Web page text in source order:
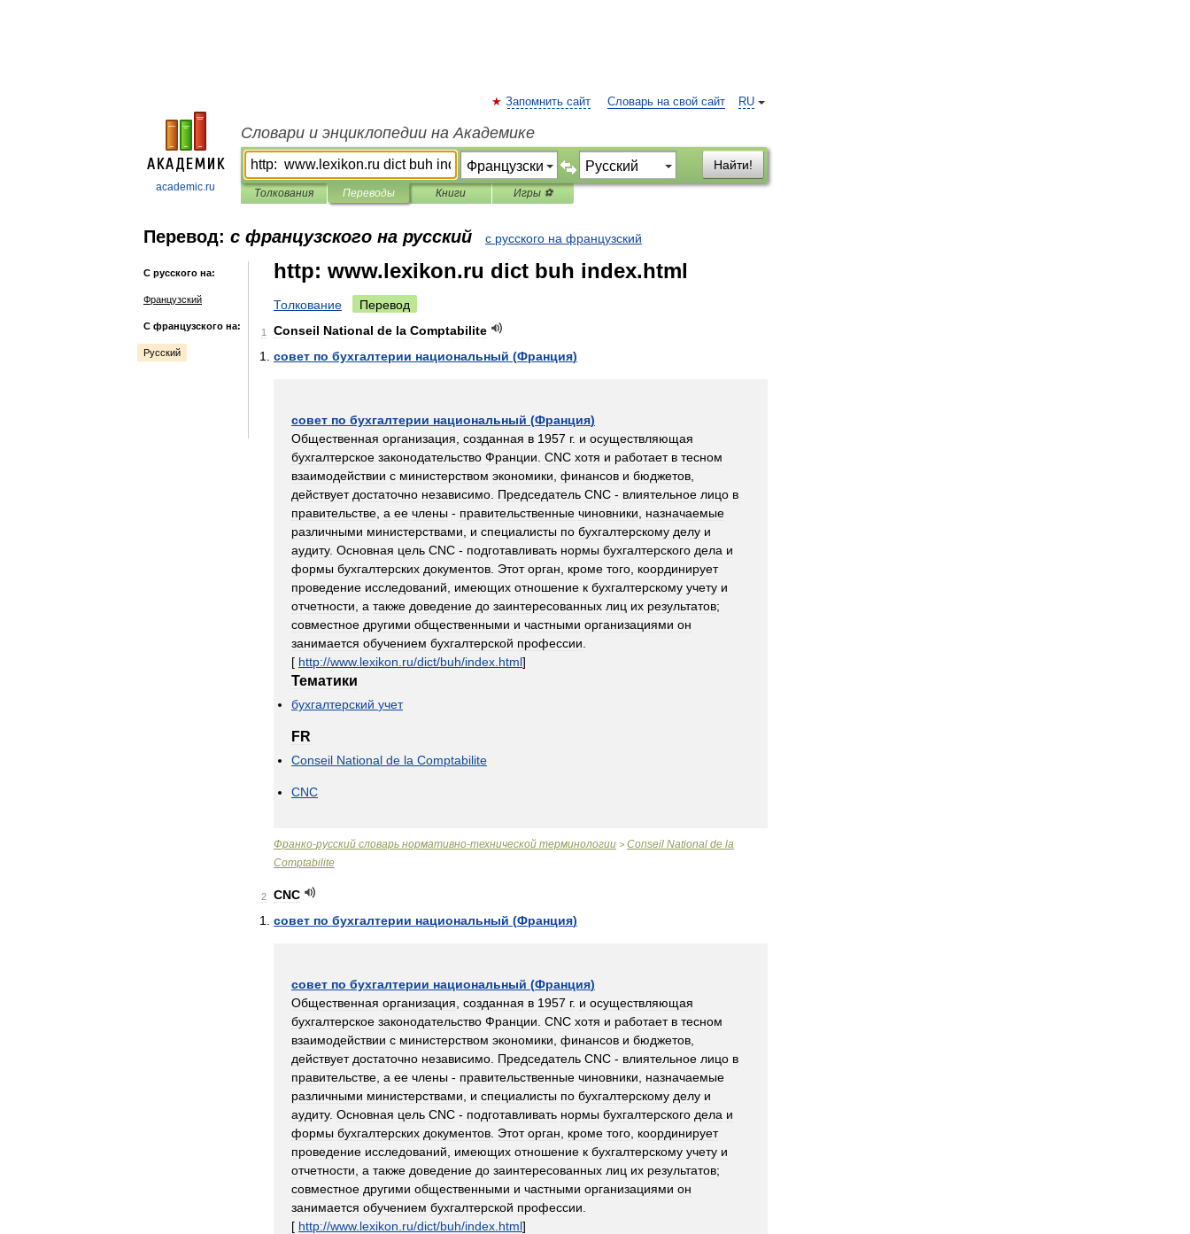
academic.ru
RU
Запомнить сайт Словарь на свой сайт
Словари и энциклопедии на Академике
Найти!
Толкования Переводы Книги Игры ⚽
Перевод: с французского на русский с русского на французский
С русского на:
Французский
С французского на:
Русский
http: www.lexikon.ru dict buh index.html
Толкование Перевод
1 Conseil National de la Comptabilite
совет по бухгалтерии национальный (Франция)
совет по бухгалтерии национальный (Франция)
Общественная организация созданная в 1957 г. и осуществляющая
бухгалтерское законодательство Франции CNC хотя и работает в тесном
взаимодействии с министерством экономики финансов и бюджетов
действует достаточно независимо Председатель CNC - влиятельное лицо в
правительстве а ее члены - правительственные чиновники
назначаемые
различными министерствами и специалисты по бухгалтерскому делу и
аудиту. Основная цель CNC - подготавливать нормы бухгалтерского дела и
формы бухгалтерских документов Этот орган кроме того координирует
проведение исследований имеющих отношение к бухгалтерскому учету и
отчетности а также доведение до заинтересованных лиц их результатов;
совместное другими общественными и частными организациями он
занимается обучением бухгалтерской профессии
[ http://www. lexikon ru/dict/buh/index html]
Тематики
бухгалтерский учет
FR
Conseil National de la Comptabilite
CNC
Франко-русский словарь нормативно-технической терминологии > Conseil National de la
Comptabilite
2
CNC
совет по бухгалтерии национальный (Франция)
совет по бухгалтерии национальный (Франция)
Общественная организация созданная в 1957 г. и осуществляющая
бухгалтерское законодательство Франции CNC хотя и работает в тесном
взаимодействии с министерством экономики финансов и бюджетов
действует достаточно независимо Председатель CNC - влиятельное лицо в
правительстве а ее члены - правительственные чиновники
назначаемые
различными министерствами и специалисты по бухгалтерскому делу и
аудиту. Основная цель CNC - подготавливать нормы бухгалтерского дела и
формы бухгалтерских документов Этот орган кроме того координирует
проведение исследований имеющих отношение к бухгалтерскому учету и
отчетности а также доведение до заинтересованных лиц их результатов;
совместное другими общественными и частными организациями он
занимается обучением бухгалтерской профессии
[ http://www. lexikon ru/dict/buh/index html]